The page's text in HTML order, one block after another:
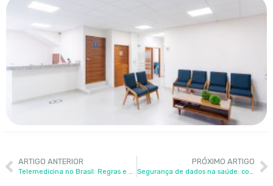
ARTIGO ANTERIOR
Telemedicina no Brasil: Regras e Como Implementar
PRÓXIMO ARTIGO
Segurança de dados na saúde: como um software protege sua clínica